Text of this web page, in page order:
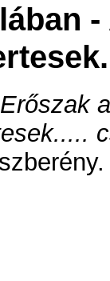
Erőszak